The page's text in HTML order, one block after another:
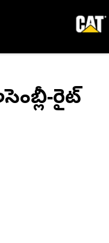
రైట్